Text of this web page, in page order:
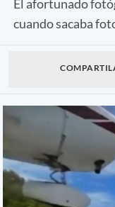
El afortunado
cuando sacaba